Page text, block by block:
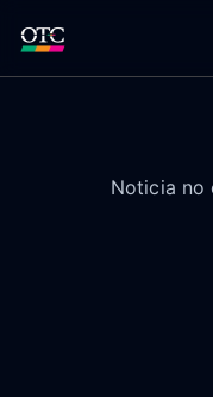
Noticia no